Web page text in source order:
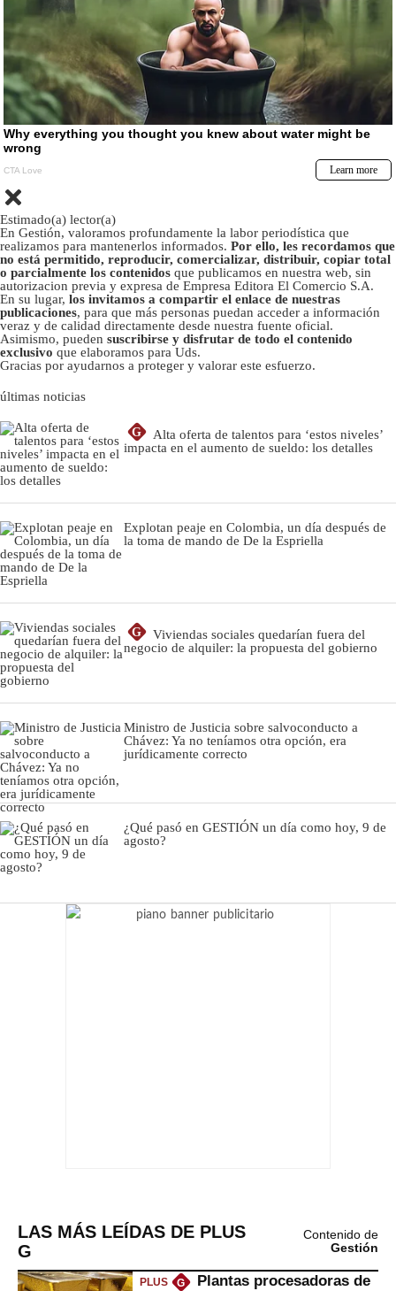
Estimado(a) lector(a)
En Gestión, valoramos profundamente la labor periodística que
realizamos para mantenerlos informados. Por ello, les recordamos que
no está permitido, reproducir, comercializar, distribuir, copiar total
o parcialmente los contenidos que publicamos en nuestra web, sin
autorizacion previa y expresa de Empresa Editora El Comercio S.A.
En su lugar, los invitamos a compartir el enlace de nuestras
publicaciones, para que más personas puedan acceder a información
veraz y de calidad directamente desde nuestra fuente oficial.
Asimismo, pueden suscribirse y disfrutar de todo el contenido
exclusivo que elaboramos para Uds.
Gracias por ayudarnos a proteger y valorar este esfuerzo.
últimas noticias
G
Alta oferta de talentos para ‘estos niveles’
impacta en el aumento de sueldo: los detalles
Explotan peaje en Colombia, un día después de
la toma de mando de De la Espriella
G
Viviendas sociales quedarían fuera del
negocio de alquiler: la propuesta del gobierno
Ministro de Justicia sobre salvoconducto a
Chávez: Ya no teníamos otra opción, era
jurídicamente correcto
¿Qué pasó en GESTIÓN un día como hoy, 9 de
agosto?
LAS MÁS LEÍDAS DE PLUS
G
Contenido de
Gestión
PLUS G
Plantas procesadoras de